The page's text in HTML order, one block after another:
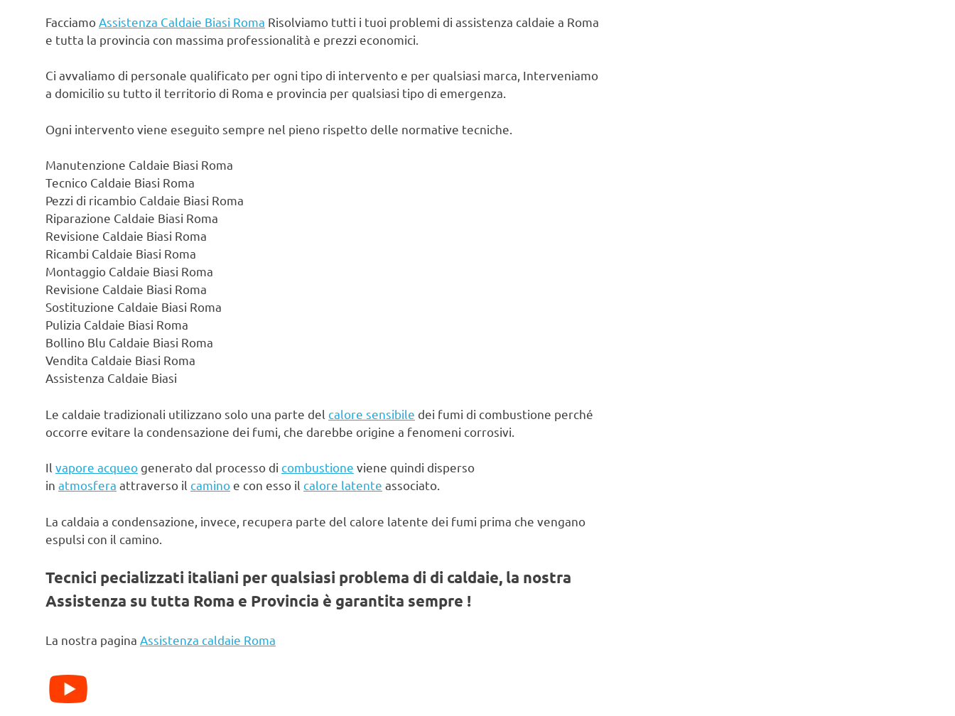
Facciamo Assistenza Caldaie Biasi Roma Risolviamo tutti i tuoi problemi di assistenza caldaie a Roma
e tutta la provincia con massima professionalità e prezzi economici.
Ci avvaliamo di personale qualificato per ogni tipo di intervento e per qualsiasi marca, Interveniamo
a domicilio su tutto il territorio di Roma e provincia per qualsiasi tipo di emergenza.
Ogni intervento viene eseguito sempre nel pieno rispetto delle normative tecniche.
Manutenzione Caldaie Biasi Roma
Tecnico Caldaie Biasi Roma
Pezzi di ricambio Caldaie Biasi Roma
Riparazione Caldaie Biasi Roma
Revisione Caldaie Biasi Roma
Ricambi Caldaie Biasi Roma
Montaggio Caldaie Biasi Roma
Revisione Caldaie Biasi Roma
Sostituzione Caldaie Biasi Roma
Pulizia Caldaie Biasi Roma
Bollino Blu Caldaie Biasi Roma
Vendita Caldaie Biasi Roma
Assistenza Caldaie Biasi
Le caldaie tradizionali utilizzano solo una parte del calore sensibile dei fumi di combustione perché
occorre evitare la condensazione dei fumi, che darebbe origine a fenomeni corrosivi.
Il vapore acqueo generato dal processo di combustione viene quindi disperso
in atmosfera attraverso il camino e con esso il calore latente associato.
La caldaia a condensazione, invece, recupera parte del calore latente dei fumi prima che vengano
espulsi con il camino.
Tecnici pecializzati italiani per qualsiasi problema di di caldaie, la nostra
Assistenza su tutta Roma e Provincia è garantita sempre !
La nostra pagina Assistenza caldaie Roma